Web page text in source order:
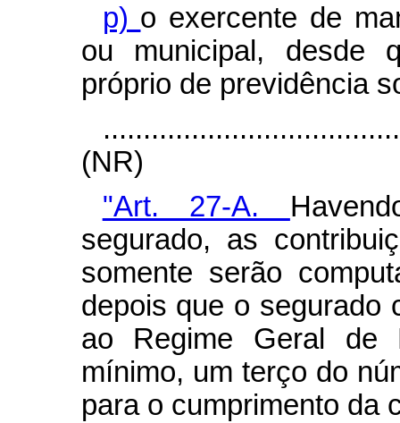
p) o exercente de
ou municipal, desde
próprio de previdência
(NR)
"Art. 27-A.
segurado, as
somente serão
depois que o segurado
ao Regime Geral de
mínimo, um terço do
para o cumprimento da